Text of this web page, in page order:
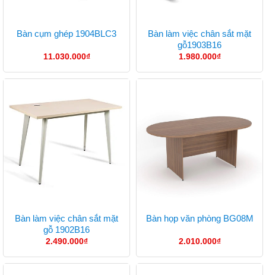
Bàn cụm ghép 1904BLC3
11.030.000₫
Bàn làm việc chân sắt mặt
gỗ1903B16
1.980.000₫
Bàn làm việc chân sắt mặt
gỗ 1902B16
2.490.000₫
Bàn họp văn phòng BG08M
2.010.000₫